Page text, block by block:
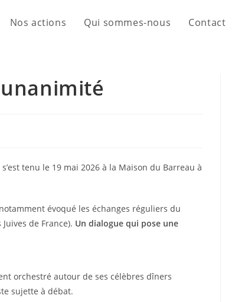
Nos actions Qui sommes-nous Contact
tenu le 19 mai 2026 à la Maison du Barreau à
évoqué les échanges réguliers du
de France). Un dialogue qui pose une
orchestré autour de ses célèbres dîners
sujette à débat.